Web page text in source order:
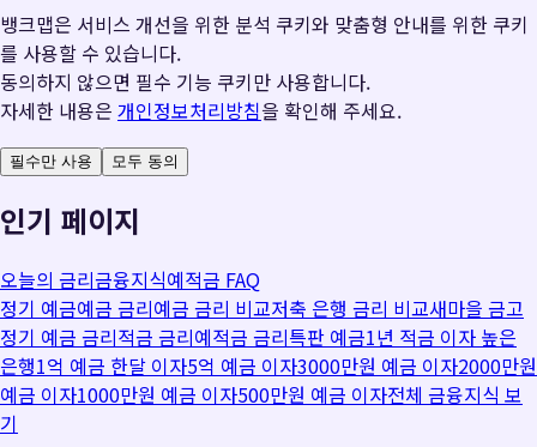
뱅크맵은 서비스 개선을 위한 분석 쿠키와 맞춤형 안내를 위한 쿠키
를 사용할 수 있습니다.
동의하지 않으면 필수 기능 쿠키만 사용합니다.
자세한 내용은 개인정보처리방침을 확인해 주세요.
필수만 사용 모두 동의
인기 페이지
오늘의 금리금융지식예적금 FAQ
정기 예금예금 금리예금 금리 비교저축 은행 금리 비교새마을 금고
정기 예금 금리적금 금리예적금 금리특판 예금1년 적금 이자 높은
은행1억 예금 한달 이자5억 예금 이자3000만원 예금 이자2000만원
예금 이자1000만원 예금 이자500만원 예금 이자전체 금융지식 보
기